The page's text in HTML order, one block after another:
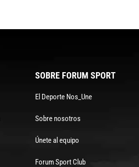
SOBRE FORUM SPORT
El Deporte Nos_Une
Sobre nosotros
Únete al equipo
Forum Sport Club